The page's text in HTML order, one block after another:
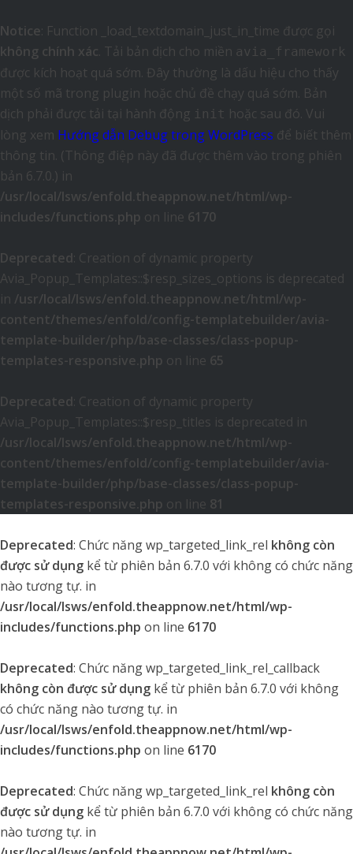
Notice: Function _load_textdomain_just_in_time được gọi
không chính xác. Tải bản dịch cho miền avia_framework
được kích hoạt quá sớm. Đây thường là dấu hiệu cho thấy
một số mã trong plugin hoặc chủ đề chạy quá sớm. Bản
dịch phải được tải tại hành động init hoặc sau đó. Vui
lòng xem Hướng dẫn Debug trong WordPress để biết thêm
thông tin. (Thông điệp này đã được thêm vào trong phiên
bản 6.7.0.) in
/usr/local/lsws/enfold.theappnow.net/html/wp-
includes/functions.php on line 6170
Deprecated: Creation of dynamic property
Avia_Popup_Templates::$resp_sizes_options is deprecated
in /usr/local/lsws/enfold.theappnow.net/html/wp-
content/themes/enfold/config-templatebuilder/avia-
template-builder/php/base-classes/class-popup-
templates-responsive.php on line 65
Deprecated: Creation of dynamic property
Avia_Popup_Templates::$resp_titles is deprecated in
/usr/local/lsws/enfold.theappnow.net/html/wp-
content/themes/enfold/config-templatebuilder/avia-
template-builder/php/base-classes/class-popup-
templates-responsive.php on line 81
Deprecated: Chức năng wp_targeted_link_rel không còn
được sử dụng kể từ phiên bản 6.7.0 với không có chức năng
nào tương tự. in
/usr/local/lsws/enfold.theappnow.net/html/wp-
includes/functions.php on line 6170
Deprecated: Chức năng wp_targeted_link_rel_callback
không còn được sử dụng kể từ phiên bản 6.7.0 với không
có chức năng nào tương tự. in
/usr/local/lsws/enfold.theappnow.net/html/wp-
includes/functions.php on line 6170
Deprecated: Chức năng wp_targeted_link_rel không còn
được sử dụng kể từ phiên bản 6.7.0 với không có chức năng
nào tương tự. in